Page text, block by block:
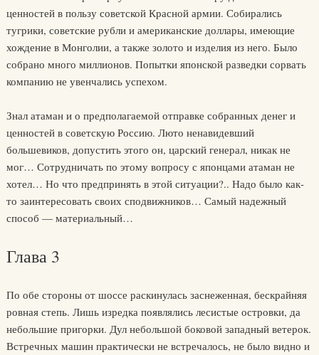
ценностей в пользу советской Красной армии. Собирались
тугрики, советские рубли и американские доллары, имеющие
хождение в Монголии, а также золото и изделия из него. Было
собрано много миллионов. Попытки японской разведки сорвать
компанию не увенчались успехом.
Знал атаман и о предполагаемой отправке собранных денег и
ценностей в советскую Россию. Люто ненавидевший
большевиков, допустить этого он, царский генерал, никак не
мог… Сотрудничать по этому вопросу с японцами атаман не
хотел… Но что предпринять в этой ситуации?.. Надо было как-
то заинтересовать своих сподвижников… Самый надежный
способ — материальный…
Глава 3
По обе стороны от шоссе раскинулась заснеженная, бескрайняя
ровная степь. Лишь изредка появлялись лесистые островки, да
небольшие пригорки. Дул небольшой боковой западный ветерок.
Встречных машин практически не встречалось, не было видно и